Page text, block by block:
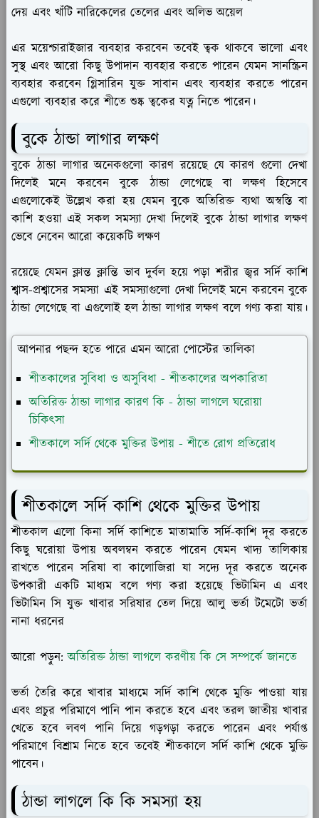
দেয় এবং খাঁটি নারিকেলের তেলের এবং অলিভ অয়েল
এর ময়েশ্চারাইজার ব্যবহার করবেন তবেই ত্বক থাকবে ভালো এবং
সুস্থ এবং আরো কিছু উপাদান ব্যবহার করতে পারেন যেমন সানস্ক্রিন
ব্যবহার করবেন গ্লিসারিন যুক্ত সাবান এবং ব্যবহার করতে পারেন
এগুলো ব্যবহার করে শীতে শুষ্ক ত্বকের যত্ন নিতে পারেন।
বুকে ঠান্ডা লাগার লক্ষণ
বুকে ঠান্ডা লাগার অনেকগুলো কারণ রয়েছে যে কারণ গুলো দেখা
দিলেই মনে করবেন বুকে ঠান্ডা লেগেছে বা লক্ষণ হিসেবে
এগুলোকেই উল্লেখ করা হয় যেমন বুকে অতিরিক্ত ব্যথা অস্বস্তি বা
কাশি হওয়া এই সকল সমস্যা দেখা দিলেই বুকে ঠান্ডা লাগার লক্ষণ
ভেবে নেবেন আরো কয়েকটি লক্ষণ
রয়েছে যেমন ক্লান্ত ক্লান্তি ভাব দুর্বল হয়ে পড়া শরীর জ্বর সর্দি কাশি
শ্বাস-প্রশ্বাসের সমস্যা এই সমস্যাগুলো দেখা দিলেই মনে করবেন বুকে
ঠান্ডা লেগেছে বা এগুলোই হল ঠান্ডা লাগার লক্ষণ বলে গণ্য করা যায়।
আপনার পছন্দ হতে পারে এমন আরো পোস্টের তালিকা
শীতকালের সুবিধা ও অসুবিধা - শীতকালের অপকারিতা
অতিরিক্ত ঠান্ডা লাগার কারণ কি - ঠান্ডা লাগলে ঘরোয়া
চিকিৎসা
শীতকালে সর্দি থেকে মুক্তির উপায় - শীতে রোগ প্রতিরোধ
শীতকালে সর্দি কাশি থেকে মুক্তির উপায়
শীতকাল এলো কিনা সর্দি কাশিতে মাতামাতি সর্দি-কাশি দূর করতে
কিছু ঘরোয়া উপায় অবলম্বন করতে পারেন যেমন খাদ্য তালিকায়
রাখতে পারেন সরিষা বা কালোজিরা যা সদ্যে দূর করতে অনেক
উপকারী একটি মাধ্যম বলে গণ্য করা হয়েছে ভিটামিন এ এবং
ভিটামিন সি যুক্ত খাবার সরিষার তেল দিয়ে আলু ভর্তা টমেটো ভর্তা
নানা ধরনের
আরো পড়ুন:অতিরিক্ত ঠান্ডা লাগলে করণীয় কি সে সম্পর্কে জানতে
ভর্তা তৈরি করে খাবার মাধ্যমে সর্দি কাশি থেকে মুক্তি পাওয়া যায়
এবং প্রচুর পরিমাণে পানি পান করতে হবে এবং তরল জাতীয় খাবার
খেতে হবে লবণ পানি দিয়ে গড়গড়া করতে পারেন এবং পর্যাপ্ত
পরিমাণে বিশ্রাম নিতে হবে তবেই শীতকালে সর্দি কাশি থেকে মুক্তি
পাবেন।
ঠান্ডা লাগলে কি কি সমস্যা হয়